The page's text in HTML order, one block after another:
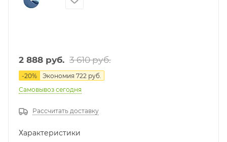
2 888 руб. 3 610руб.
-20% Экономия 722 руб.
Самовывоз сегодня
Рассчитать доставку
Характеристики